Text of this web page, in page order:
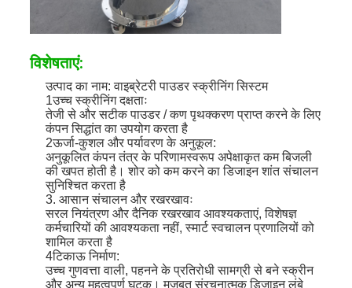
विशेषताएं:
उत्पाद का नाम: वाइब्रेटरी पाउडर स्क्रीनिंग सिस्टम
1उच्च स्क्रीनिंग दक्षताः
तेजी से और सटीक पाउडर / कण पृथक्करण प्राप्त करने के लिए
कंपन सिद्धांत का उपयोग करता है
2ऊर्जा-कुशल और पर्यावरण के अनुकूल:
अनुकूलित कंपन तंत्र के परिणामस्वरूप अपेक्षाकृत कम बिजली
की खपत होती है। शोर को कम करने का डिजाइन शांत संचालन
सुनिश्चित करता है
3. आसान संचालन और रखरखावः
सरल नियंत्रण और दैनिक रखरखाव आवश्यकताएं, विशेषज्ञ
कर्मचारियों की आवश्यकता नहीं, स्मार्ट स्वचालन प्रणालियों को
शामिल करता है
4टिकाऊ निर्माण:
उच्च गुणवत्ता वाली, पहनने के प्रतिरोधी सामग्री से बने स्क्रीन
और अन्य महत्वपूर्ण घटक। मजबूत संरचनात्मक डिजाइन लंबे